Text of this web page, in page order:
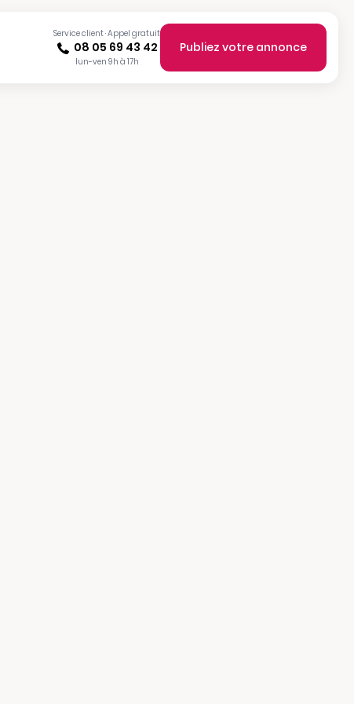
Service client · Appel gratuit
08 05 69 43 42
lun-ven 9h à 17h
Publiez votre annonce